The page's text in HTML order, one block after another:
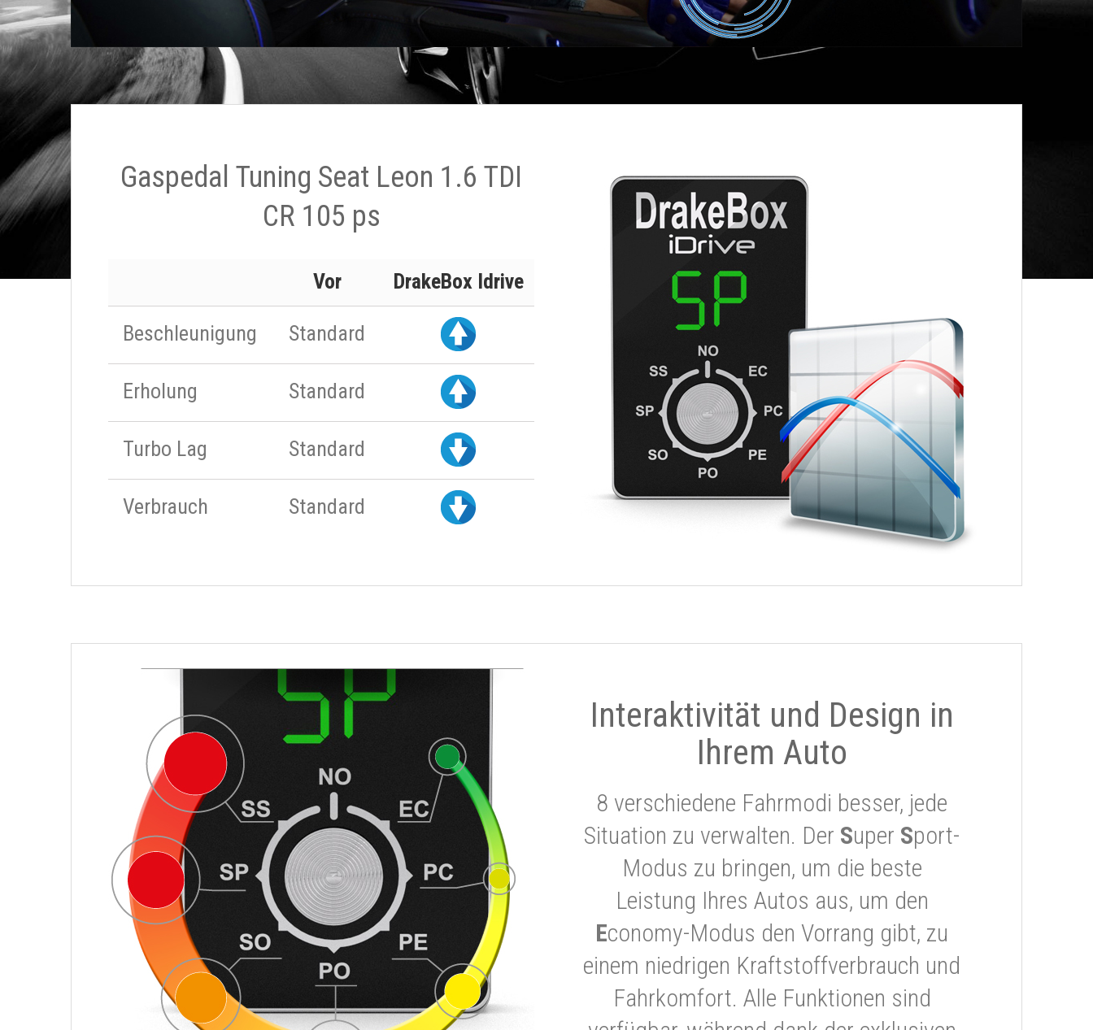
Gaspedal Tuning Seat Leon 1.6 TDI
CR 105 ps
Vor DrakeBox Idrive
Beschleunigung Standard
Erholung Standard
Turbo Lag Standard
Verbrauch Standard
Interaktivität und Design in
Ihrem Auto
8 verschiedene Fahrmodi besser, jede
Situation zu verwalten. Der Super Sport-
Modus zu bringen, um die beste
Leistung Ihres Autos aus, um den
Economy-Modus den Vorrang gibt, zu
einem niedrigen Kraftstoffverbrauch und
Fahrkomfort. Alle Funktionen sind